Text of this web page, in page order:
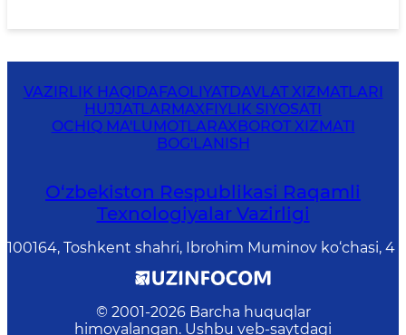
VAZIRLIK HAQIDAFAOLIYATDAVLAT XIZMATLARI
HUJJATLARMAXFIYLIK SIYOSATI
OCHIQ MA'LUMOTLARAXBOROT XIZMATI
BOG'LANISH
O‘zbekiston Respublikasi Raqamli
Texnologiyalar Vazirligi
100164, Toshkent shahri, Ibrohim Muminov ko‘chasi, 4
© 2001-2026 Barcha huquqlar
himoyalangan. Ushbu veb-saytdagi